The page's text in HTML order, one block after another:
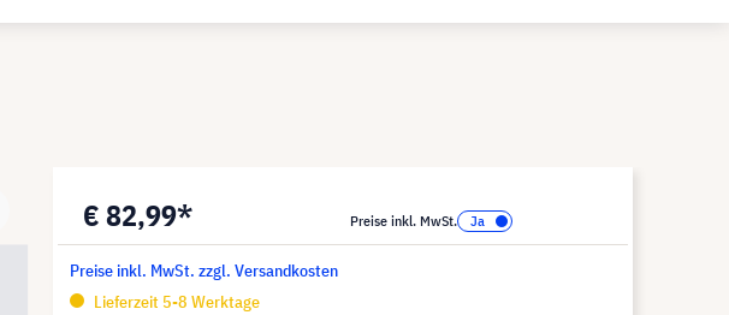
€ 82,99* Preise inkl. MwSt.
Preise inkl. MwSt. zzgl. Versandkosten
Lieferzeit 5-8 Werktage